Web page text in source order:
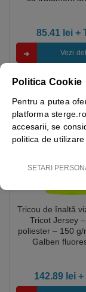
85.41 lei +
Vezi
Tricou de înaltă
Tricot Jersey
poliester – 150 g/
Galben
142.89 lei+
Politica Cookie
Pentru a putea
platforma
accesarii, se
politica de
SETARI